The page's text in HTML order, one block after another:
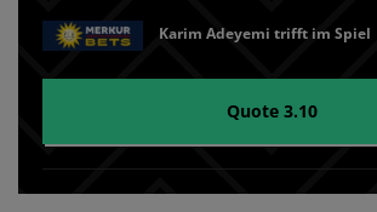
Karim Adeyemi trifft im Spiel
Quote 3.10